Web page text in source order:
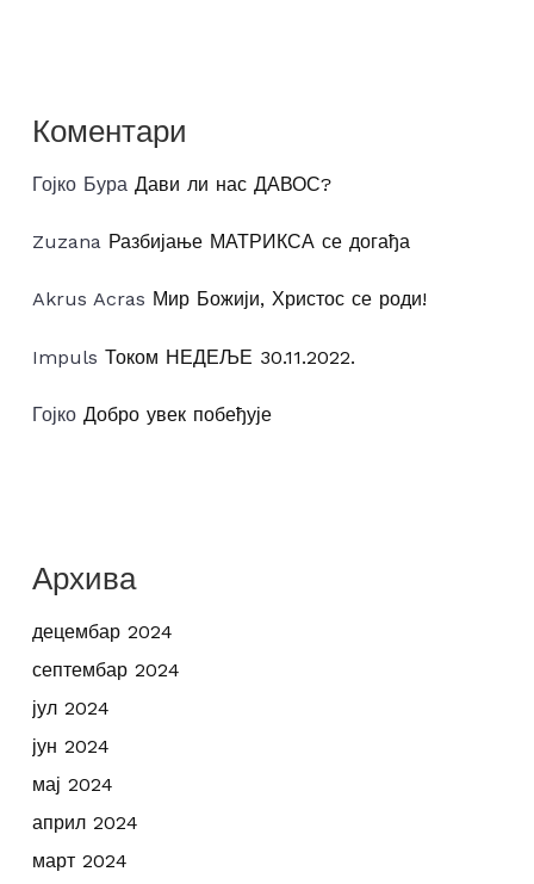
Коментари
Гојко Бура Дави ли нас ДАВОС?
Zuzana Разбијање МАТРИКСА се догађа
Akrus Acras Мир Божији, Христос се роди!
Impuls Током НЕДЕЉЕ 30.11.2022.
Гојко Добро увек побеђује
Архива
децембар 2024
септембар 2024
јул 2024
јун 2024
мај 2024
април 2024
март 2024